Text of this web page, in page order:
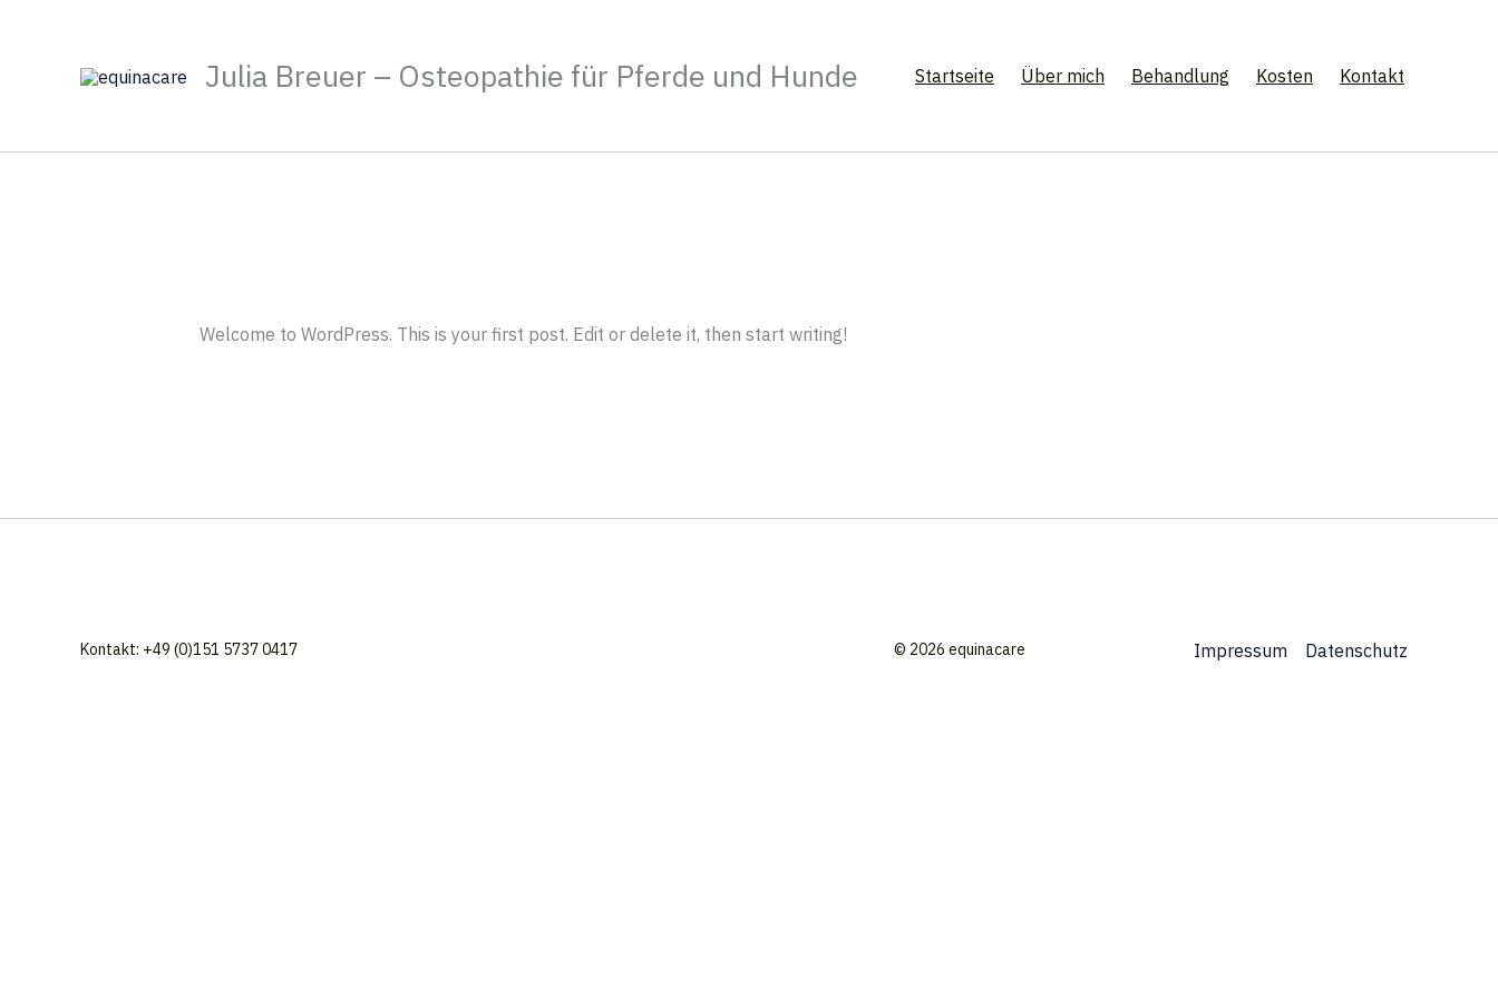
Julia Breuer – Osteopathie für Pferde und Hunde Startseite Über mich Behandlung Kosten Kontakt
Welcome to WordPress. This is your first post. Edit or delete it, then start writing!
Kontakt: +49 (0)151 5737 0417 © 2026 equinacare Impressum Datenschutz